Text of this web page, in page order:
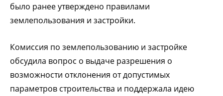
было ранее утверждено правилами
землепользования и застройки.
Комиссия по землепользованию и застройке
обсудила вопрос о выдаче разрешения о
возможности отклонения от допустимых
параметров строительства и поддержала идею